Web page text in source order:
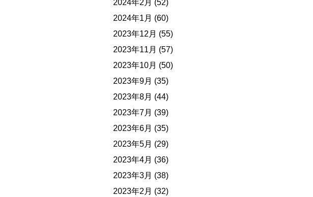
2024年2月 (52)
2024年1月 (60)
2023年12月 (55)
2023年11月 (57)
2023年10月 (50)
2023年9月 (35)
2023年8月 (44)
2023年7月 (39)
2023年6月 (35)
2023年5月 (29)
2023年4月 (36)
2023年3月 (38)
2023年2月 (32)